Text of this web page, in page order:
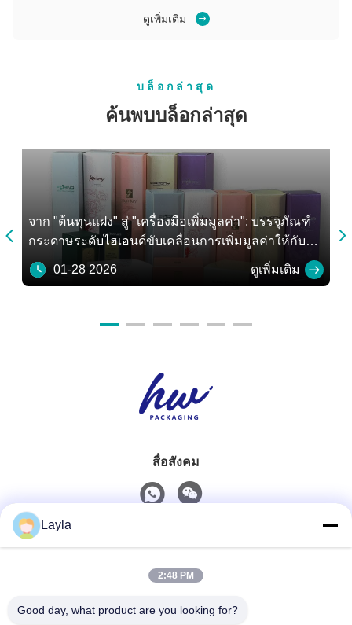
อีคอมเมิร์ซ บรรจุภัณฑ์ที่ทำจากกระดาษเป็นโซลูชันที่ยั่งยืน คุ้ม
ดูเพิ่มเติม
บล็อกล่าสุด
ค้นพบบล็อกล่าสุด
จาก "ต้นทุนแฝง" สู่ "เครื่องมือเพิ่มมูลค่า": บรรจุภัณฑ์
กระดาษระดับไฮเอนด์ขับเคลื่อนการเพิ่มมูลค่าให้กับ
แบรนด์ความงามอย่างไร
01-28 2026 ดูเพิ่มเติม
รั
 
สื่อสังคม
0086-18688885859
Layla
2:48 PM
Good day, what product are you looking for?